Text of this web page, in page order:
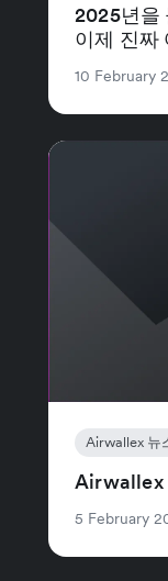
2025년을
이제 진짜
10 February
Airwallex 뉴
Airwallex
5 February